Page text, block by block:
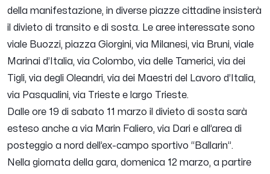
della manifestazione, in diverse piazze cittadine insisterà
il divieto di transito e di sosta. Le aree interessate sono
viale Buozzi, piazza Giorgini, via Milanesi, via Bruni, viale
Marinai d’Italia, via Colombo, via delle Tamerici, via dei
Tigli, via degli Oleandri, via dei Maestri del Lavoro d’Italia,
via Pasqualini, via Trieste e largo Trieste.
Dalle ore 19 di sabato 11 marzo il divieto di sosta sarà
esteso anche a via Marin Faliero, via Dari e all’area di
posteggio a nord dell’ex-campo sportivo “Ballarin”.
Nella giornata della gara, domenica 12 marzo, a partire